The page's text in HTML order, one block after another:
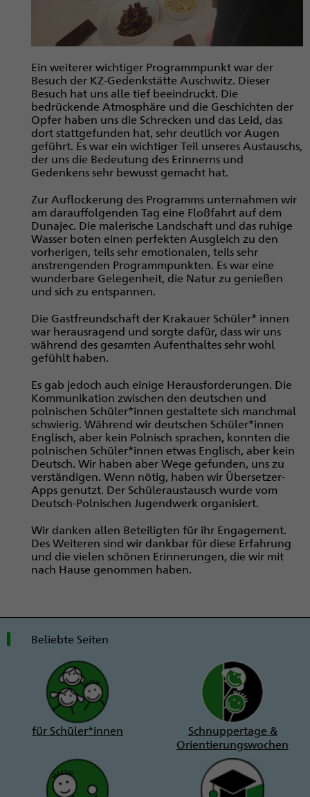
Ein weiterer wichtiger Programmpunkt war der
Besuch der KZ-Gedenkstätte Auschwitz. Dieser
Besuch hat uns alle tief beeindruckt. Die
bedrückende Atmosphäre und die Geschichten der
Opfer haben uns die Schrecken und das Leid, das
dort stattgefunden hat, sehr deutlich vor Augen
geführt. Es war ein wichtiger Teil unseres Austauschs,
der uns die Bedeutung des Erinnerns und
Gedenkens sehr bewusst gemacht hat.
Zur Auflockerung des Programms unternahmen wir
am darauffolgenden Tag eine Floßfahrt auf dem
Dunajec. Die malerische Landschaft und das ruhige
Wasser boten einen perfekten Ausgleich zu den
vorherigen, teils sehr emotionalen, teils sehr
anstrengenden Programmpunkten. Es war eine
wunderbare Gelegenheit, die Natur zu genießen
und sich zu entspannen.
Die Gastfreundschaft der Krakauer Schüler* innen
war herausragend und sorgte dafür, dass wir uns
während des gesamten Aufenthaltes sehr wohl
gefühlt haben.
Es gab jedoch auch einige Herausforderungen. Die
Kommunikation zwischen den deutschen und
polnischen Schüler*innen gestaltete sich manchmal
schwierig. Während wir deutschen Schüler*innen
Englisch, aber kein Polnisch sprachen, konnten die
polnischen Schüler*innen etwas Englisch, aber kein
Deutsch. Wir haben aber Wege gefunden, uns zu
verständigen. Wenn nötig, haben wir Übersetzer-
Apps genutzt. Der Schüleraustausch wurde vom
Deutsch-Polnischen Jugendwerk organisiert.
Wir danken allen Beteiligten für ihr Engagement.
Des Weiteren sind wir dankbar für diese Erfahrung
und die vielen schönen Erinnerungen, die wir mit
nach Hause genommen haben.
Beliebte Seiten
für Schüler*innen
Schnuppertage &
Orientierungswochen